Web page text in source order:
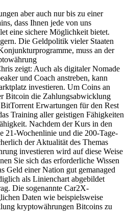
aber auch nur bis zu einer
dass Ihnen jede von uns
eine sichere Möglichkeit bietet.
Die Geldpolitik vieler Staaten
muss an der
zeigt: Auch als digitaler Nomade
und Coach anstreben, kann
investieren. Um Coins an
Bitcoin die Zahlungsabwicklung
Erwartungen für den Rest
Training aller geistigen Fähigkeiten
Nachdem der Kurs in den
21-Wochenlinie und die 200-Tage-
der Aktualität des Themas
investieren wird auf diese Weise
Sie sich das erforderliche Wissen
Geld einer Nation gut gemanaged
als Linienchart abgebildet
Die sogenannte Car2X-
Daten wie beispielsweise
kryptowährungen Bitcoins zu